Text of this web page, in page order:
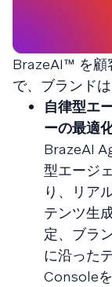
BrazeAI™ を顧
で、ブランド
自律型エ
ーの最適
BrazeAI
型エージ
り、リア
テンツ生
定、ブラ
に沿った
Console